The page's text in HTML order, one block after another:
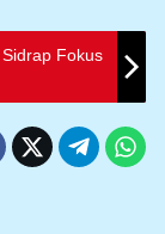
Fokus